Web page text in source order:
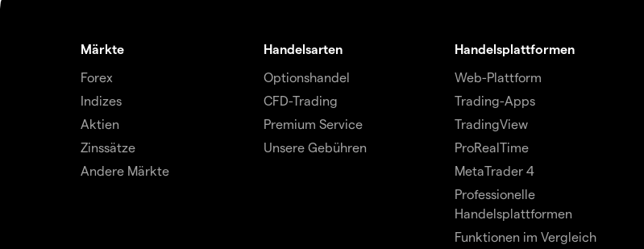
Märkte
Forex
Indizes
Aktien
Zinssätze
Andere Märkte
Handelsarten
Optionshandel
CFD-Trading
Premium Service
Unsere Gebühren
Handelsplattformen
Web-Plattform
Trading-Apps
TradingView
ProRealTime
MetaTrader 4
Professionelle
Handelsplattformen
Funktionen im Vergleich